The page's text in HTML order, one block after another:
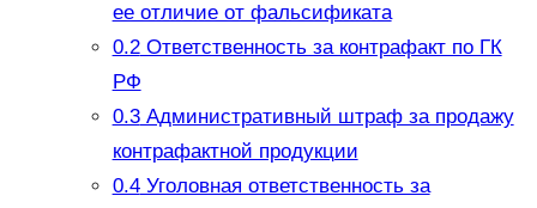
ее отличие от фальсификата
0.2Ответственность за контрафакт по ГК
РФ
0.3Административный штраф за продажу
контрафактной продукции
0.4Уголовная ответственность за